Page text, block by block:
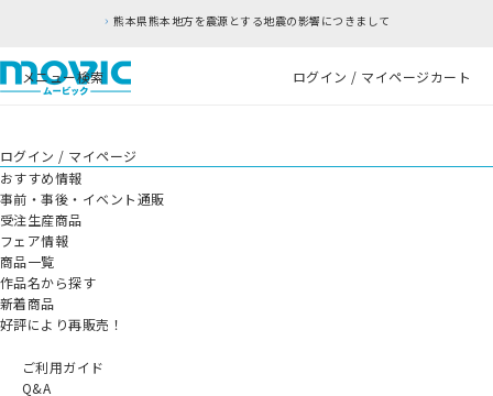
熊本県熊本地方を震源とする地震の影響につきまして
メニュー検索 ログイン / マイページカート
ログイン / マイページ
おすすめ情報
事前・事後・イベント通販
受注生産商品
フェア情報
商品一覧
作品名から探す
新着商品
好評により再販売！
ご利用ガイド
Q&A